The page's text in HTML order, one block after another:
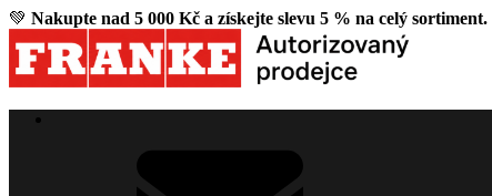
💚 Nakupte nad 5 000 Kč a získejte slevu 5 % na celý sortiment.